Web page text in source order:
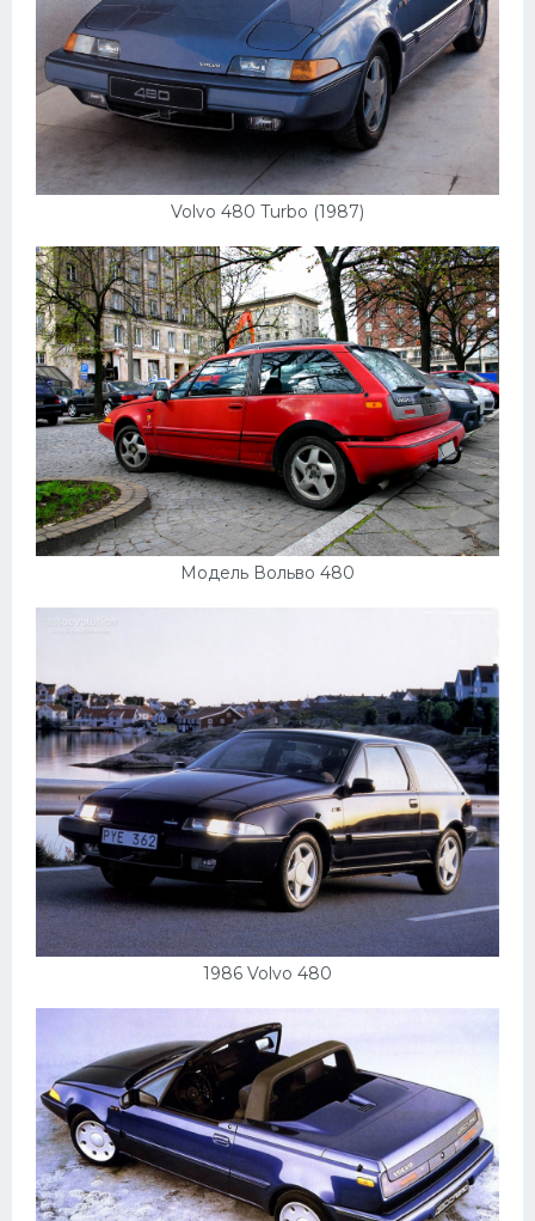
Volvo 480 Turbo (1987)
Модель Вольво 480
1986 Volvo 480